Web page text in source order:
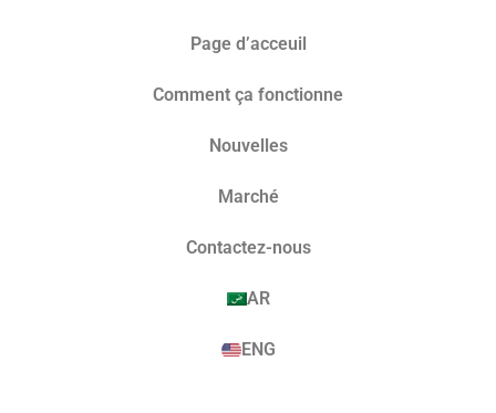
Page d’acceuil
Comment ça fonctionne
Nouvelles
Marché​
Contactez-nous
AR
ENG